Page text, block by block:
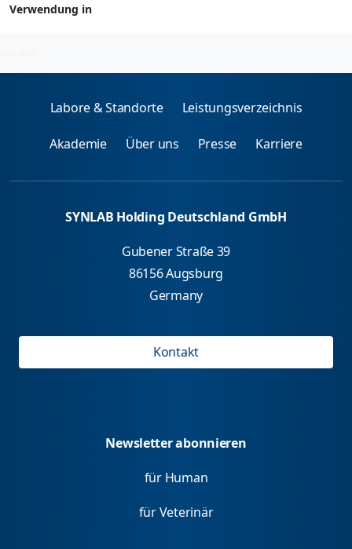
Verwendung in
2026-08-06
Labore & Standorte Leistungsverzeichnis
Akademie Über uns Presse Karriere
SYNLAB Holding Deutschland GmbH
Gubener Straße 39
86156 Augsburg
Germany
Kontakt
Newsletter abonnieren
für Human
für Veterinär